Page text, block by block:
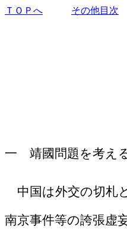
ＴＯＰへ その他目次
一 靖國問題を考え
中国は外交の切札
南京事件等の誇張虚